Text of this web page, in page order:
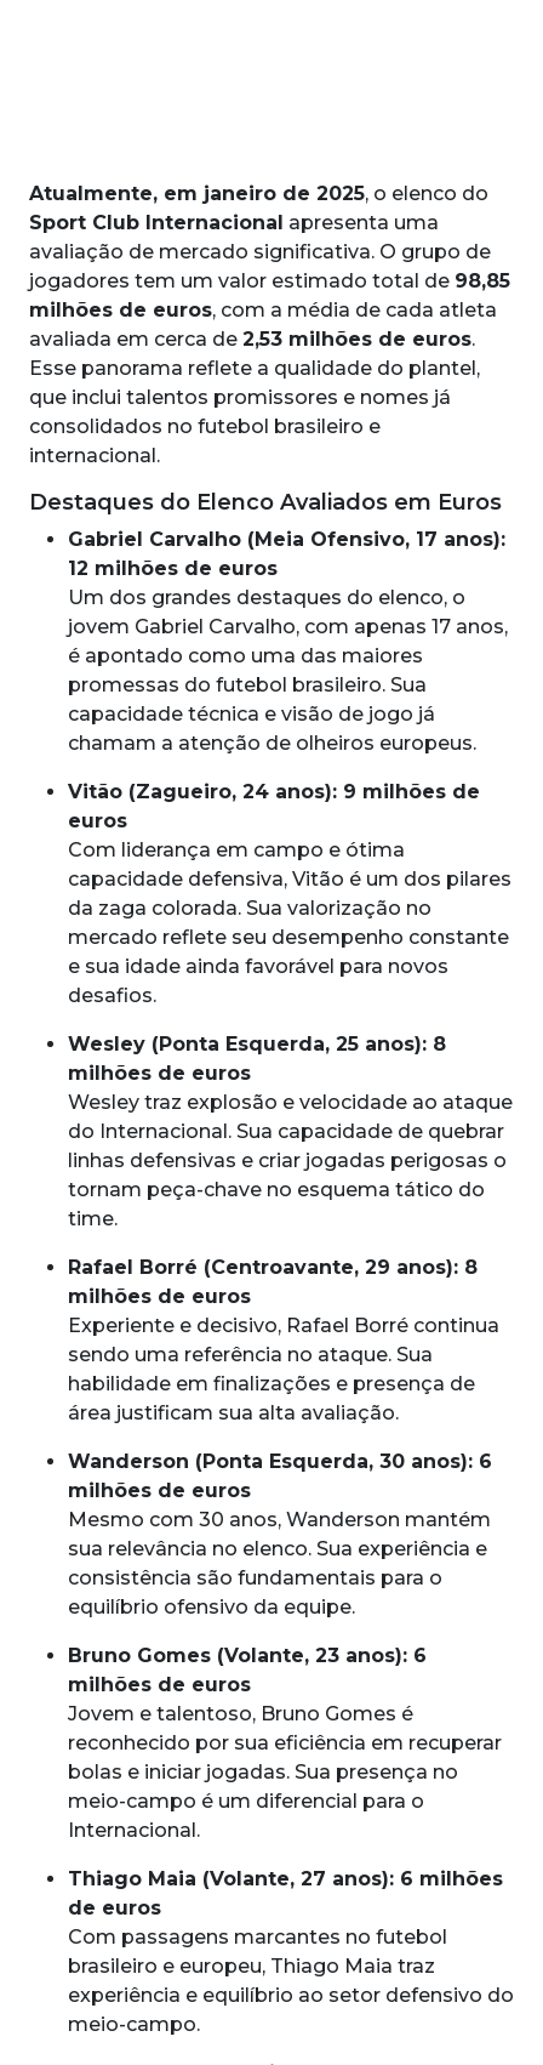
Atualmente, em janeiro de 2025, o elenco do
Sport Club Internacional apresenta uma
avaliação de mercado significativa. O grupo de
jogadores tem um valor estimado total de 98,85
milhões de euros, com a média de cada atleta
avaliada em cerca de 2,53 milhões de euros.
Esse panorama reflete a qualidade do plantel,
que inclui talentos promissores e nomes já
consolidados no futebol brasileiro e
internacional.
Destaques do Elenco Avaliados em Euros
Gabriel Carvalho (Meia Ofensivo, 17 anos):
12 milhões de euros
Um dos grandes destaques do elenco, o
jovem Gabriel Carvalho, com apenas 17 anos,
é apontado como uma das maiores
promessas do futebol brasileiro. Sua
capacidade técnica e visão de jogo já
chamam a atenção de olheiros europeus.
Vitão (Zagueiro, 24 anos): 9 milhões de
euros
Com liderança em campo e ótima
capacidade defensiva, Vitão é um dos pilares
da zaga colorada. Sua valorização no
mercado reflete seu desempenho constante
e sua idade ainda favorável para novos
desafios.
Wesley (Ponta Esquerda, 25 anos): 8
milhões de euros
Wesley traz explosão e velocidade ao ataque
do Internacional. Sua capacidade de quebrar
linhas defensivas e criar jogadas perigosas o
tornam peça-chave no esquema tático do
time.
Rafael Borré (Centroavante, 29 anos): 8
milhões de euros
Experiente e decisivo, Rafael Borré continua
sendo uma referência no ataque. Sua
habilidade em finalizações e presença de
área justificam sua alta avaliação.
Wanderson (Ponta Esquerda, 30 anos): 6
milhões de euros
Mesmo com 30 anos, Wanderson mantém
sua relevância no elenco. Sua experiência e
consistência são fundamentais para o
equilíbrio ofensivo da equipe.
Bruno Gomes (Volante, 23 anos): 6
milhões de euros
Jovem e talentoso, Bruno Gomes é
reconhecido por sua eficiência em recuperar
bolas e iniciar jogadas. Sua presença no
meio-campo é um diferencial para o
Internacional.
Thiago Maia (Volante, 27 anos): 6 milhões
de euros
Com passagens marcantes no futebol
brasileiro e europeu, Thiago Maia traz
experiência e equilíbrio ao setor defensivo do
meio-campo.